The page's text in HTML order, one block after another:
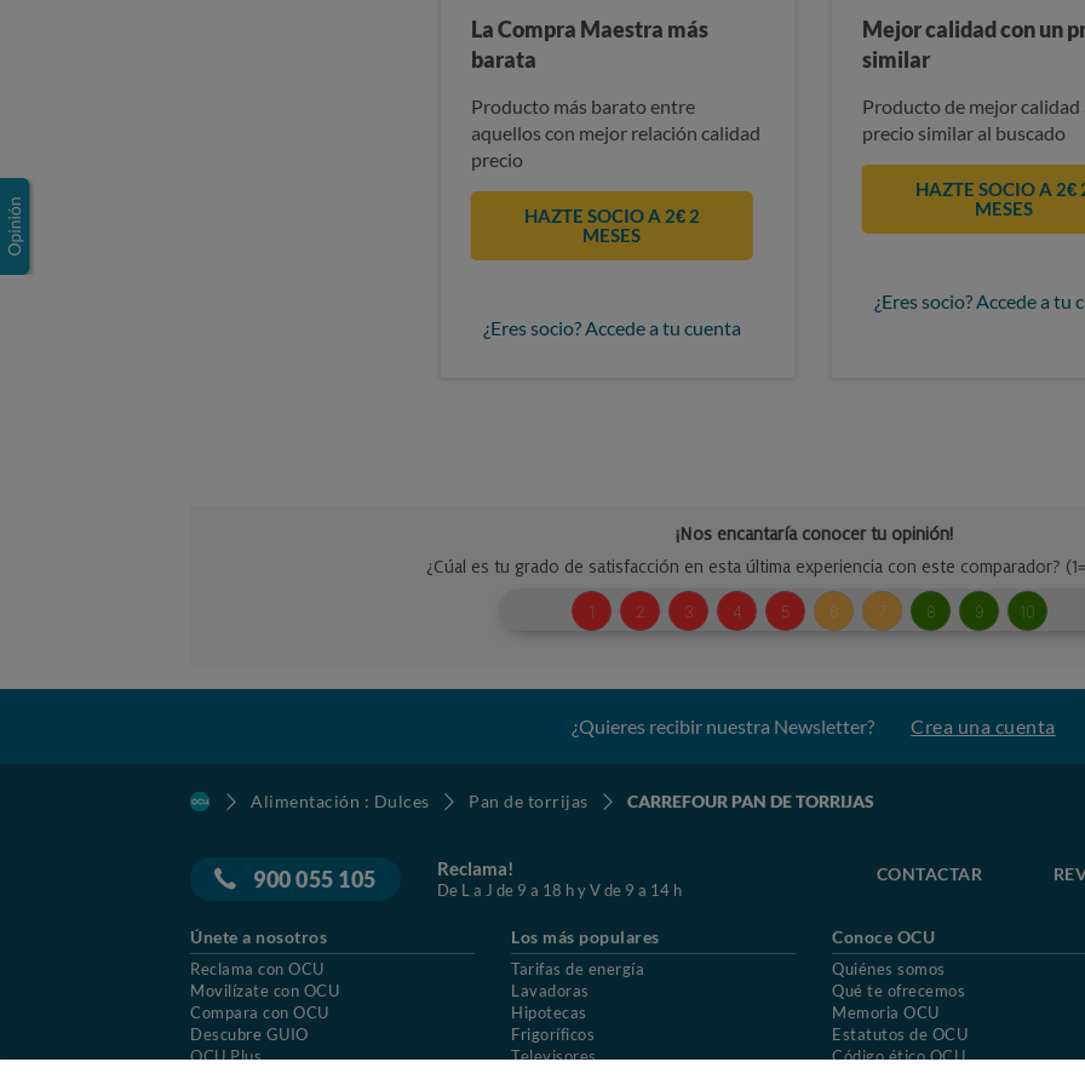
La Compra Maestra más
barata
Producto más barato entre
aquellos con mejor relación calidad
precio
HAZTE SOCIO A 2€ 2
MESES
¿Eres socio? Accede a tu cuenta
Mejor calidad con un
similar
Producto de mejor calidad
precio similar al buscado
HAZTE SOCIO A 2€
MESES
¿Eres socio? Accede a tu
¿Quieres recibir nuestra Newsletter? Crea una cuenta
Alimentación : Dulces Pan de torrijas CARREFOUR PAN DE TORRIJAS
900 055 105 Reclama!
De L a J de 9 a 18 h y V de 9 a 14 h
CONTACTAR
Únete a nosotros
Reclama con OCU
Movilízate con OCU
Compara con OCU
Descubre GUIO
OCU Plus
Los más populares
Tarifas de energía
Lavadoras
Hipotecas
Frigoríficos
Televisores
Conoce OCU
Quiénes somos
Qué te ofrecemos
Memoria OCU
Estatutos de OCU
Código ético OCU